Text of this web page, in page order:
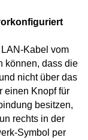
Kabel vom
können, dass die
nicht über das
einen Knopf für
besitzen,
rechts in der
Symbol per